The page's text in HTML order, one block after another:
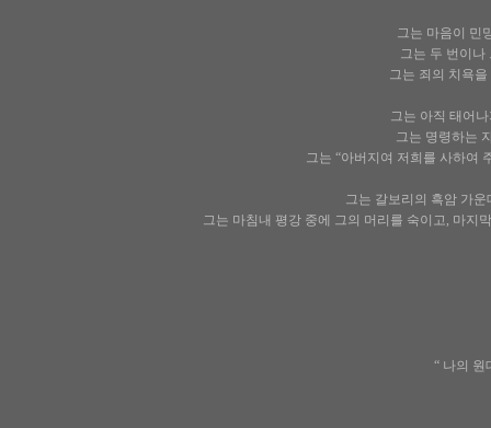
그는 마음이 민
그는 두 번이나
그는 죄의 치욕
그는 아직 태어
그는 명령하는
그는 “아버지여 저희를 사하여
그는 갈보리의 흑암 가
그는 마침내 평강 중에 그의 머리를 숙이고, 마지
“ 나의 원